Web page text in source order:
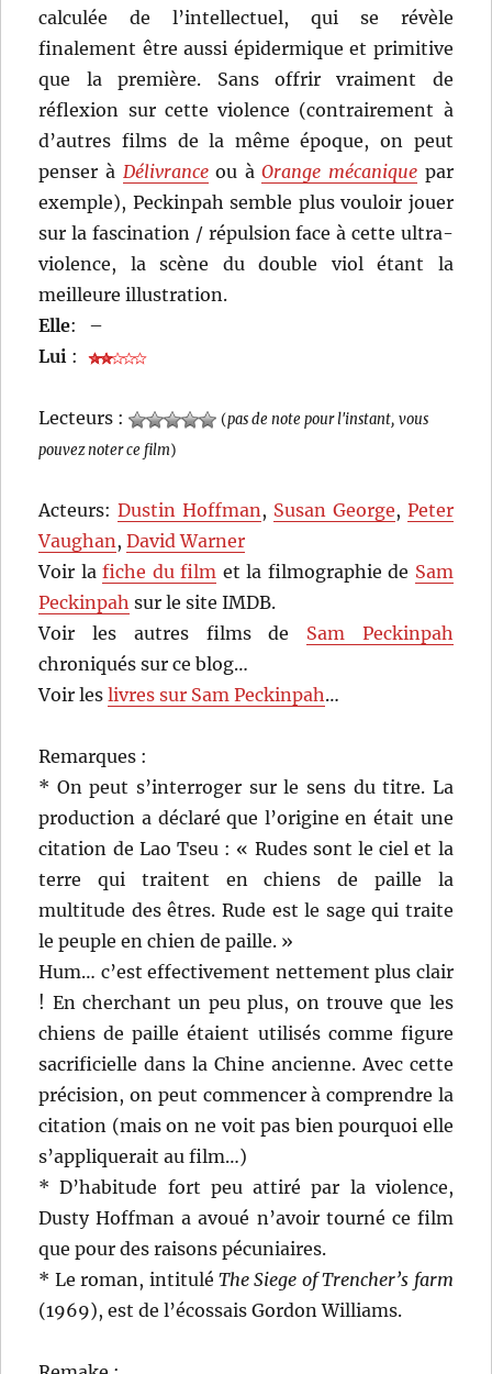
calculée de l’intellectuel, qui se révèle
finalement être aussi épidermique et primitive
que la première. Sans offrir vraiment de
réflexion sur cette violence (contrairement à
d’autres films de la même époque, on peut
penser à Délivranceou àOrange mécanique par
exemple), Peckinpah semble plus vouloir jouer
sur la fascination / répulsion face à cette ultra-
violence, la scène du double viol étant la
meilleure illustration.
Elle:
–
Lui :
Lecteurs : (pas de note pour l'instant, vous
pouvez noter ce film)
Acteurs:Dustin Hoffman, Susan George, Peter
Vaughan,David Warner
Voir lafiche du film et la filmographie de Sam
Peckinpah sur le site IMDB.
Voir les autres films de Sam Peckinpah
chroniqués sur ce blog…
Voir leslivres sur Sam Peckinpah…
Remarques :
* On peut s’interroger sur le sens du titre. La
production a déclaré que l’origine en était une
citation de Lao Tseu : « Rudes sont le ciel et la
terre qui traitent en chiens de paille la
multitude des êtres. Rude est le sage qui traite
le peuple en chien de paille. »
Hum… c’est effectivement nettement plus clair
! En cherchant un peu plus, on trouve que les
chiens de paille étaient utilisés comme figure
sacrificielle dans la Chine ancienne. Avec cette
précision, on peut commencer à comprendre la
citation (mais on ne voit pas bien pourquoi elle
s’appliquerait au film…)
* D’habitude fort peu attiré par la violence,
Dusty Hoffman a avoué n’avoir tourné ce film
que pour des raisons pécuniaires.
* Le roman, intitulé The Siege of Trencher’s farm
(1969), est de l’écossais Gordon Williams.